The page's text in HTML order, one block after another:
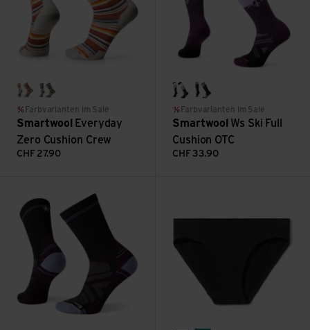
ash fossil
Farbvarianten im Sale
Smartwool
Everyday
Zero Cushion Crew
CHF 27.90
purple irispurple eclipse
Farbvarianten im Sale
Smartwool Ws Ski Full
Cushion OTC
CHF 33.90